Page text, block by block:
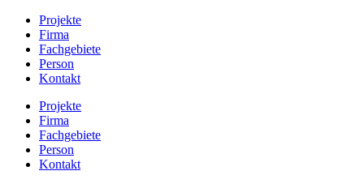
Projekte
Firma
Fachgebiete
Person
Kontakt
Projekte
Firma
Fachgebiete
Person
Kontakt